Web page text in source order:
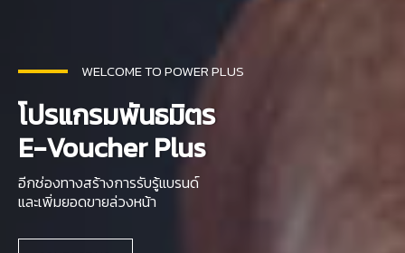
WELCOME TO POWER PLUS
โปรแกรมพันธมิตร
E-Voucher Plus
อีกช่องทางสร้างการรับรู้แบรนด์
และเพิ่มยอดขายล่วงหน้า